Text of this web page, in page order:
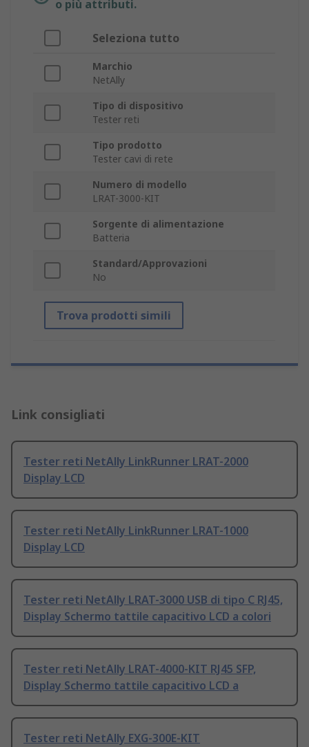
o più attributi.
Seleziona tutto
Marchio
NetAlly
Tipo di dispositivo
Tester reti
Tipo prodotto
Tester cavi di rete
Numero di modello
LRAT-3000-KIT
Sorgente di alimentazione
Batteria
Standard/Approvazioni
No
Trova prodotti simili
Link consigliati
Tester reti NetAlly LinkRunner LRAT-2000
Display LCD
Tester reti NetAlly LinkRunner LRAT-1000
Display LCD
Tester reti NetAlly LRAT-3000 USB di tipo C RJ45,
Display Schermo tattile capacitivo LCD a colori
Tester reti NetAlly LRAT-4000-KIT RJ45 SFP,
Display Schermo tattile capacitivo LCD a
Tester reti NetAlly EXG-300E-KIT